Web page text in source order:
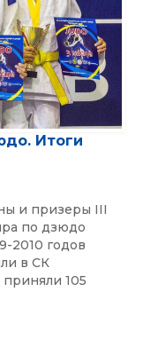
Итоги
и призеры III
по дзюдо
2010 годов
в СК
приняли 105